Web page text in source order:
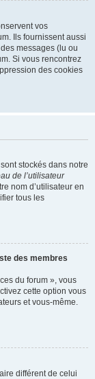
vos
Ils fournissent aussi
messages (lu ou
Si vous rencontrez
des cookies
stockés dans notre
de l’utilisateur
nom d’utilisateur en
tous les
des membres
du forum », vous
cette option vous
et vous-même.
différent de celui